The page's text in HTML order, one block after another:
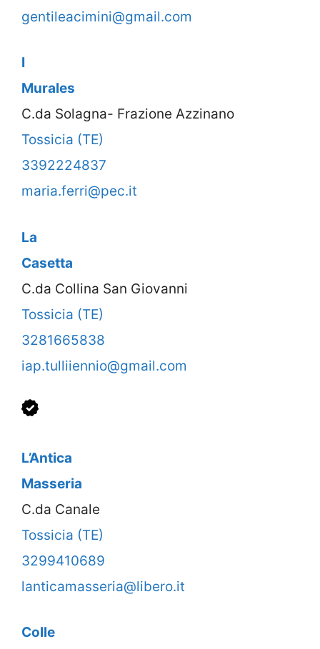
gentileacimini@gmail.com
I
Murales
C.da Solagna- Frazione Azzinano
Tossicia (TE)
3392224837
maria.ferri@pec.it
La
Casetta
C.da Collina San Giovanni
Tossicia (TE)
3281665838
iap.tulliiennio@gmail.com
L’Antica
Masseria
C.da Canale
Tossicia (TE)
3299410689
lanticamasseria@libero.it
Colle